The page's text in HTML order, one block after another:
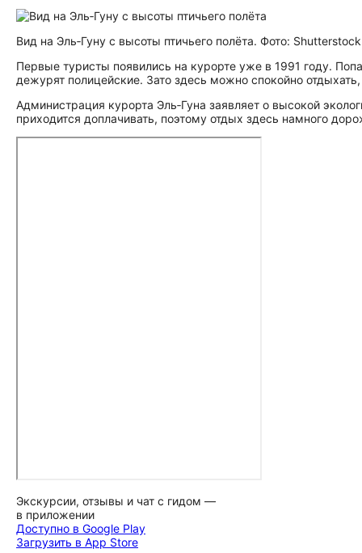
Вид на Эль‑Гуну с высоты птичьего полёта. Фото: Shutterstock
Первые туристы появились на курорте уже в 1991 году.
дежурят полицейские. Зато здесь можно спокойно
Администрация курорта Эль‑Гуна заявляет о высокой
приходится доплачивать, поэтому отдых здесь намного
Экскурсии, отзывы и чат с гидом —
в приложении
Доступно в Google Play
Загрузить в App Store